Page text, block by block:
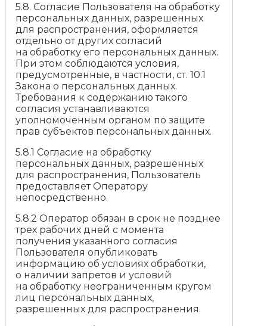
5.8. Согласие Пользователя на обработку
персональных данных, разрешенных
для распространения, оформляется
отдельно от других согласий
на обработку его персональных данных.
При этом соблюдаются условия,
предусмотренные, в частности, ст. 10.1
Закона о персональных данных.
Требования к содержанию такого
согласия устанавливаются
уполномоченным органом по защите
прав субъектов персональных данных.
5.8.1 Согласие на обработку
персональных данных, разрешенных
для распространения, Пользователь
предоставляет Оператору
непосредственно.
5.8.2 Оператор обязан в срок не позднее
трех рабочих дней с момента
получения указанного согласия
Пользователя опубликовать
информацию об условиях обработки,
о наличии запретов и условий
на обработку неограниченным кругом
лиц персональных данных,
разрешенных для распространения.